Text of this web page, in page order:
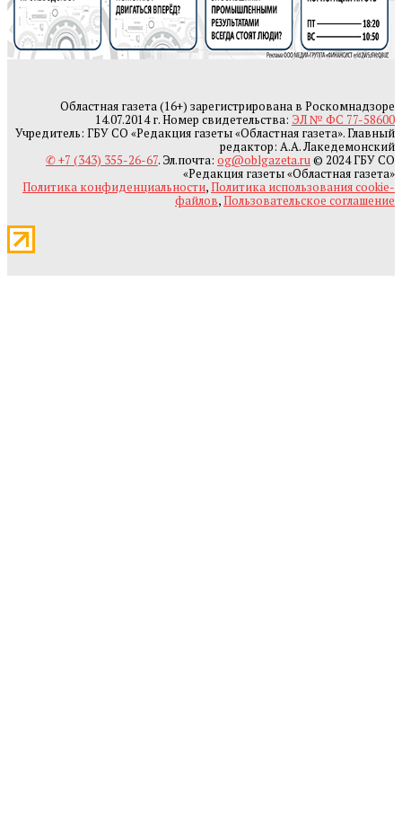
Областная газета (16+) зарегистрирована в Роскомнадзоре
14.07.2014 г. Номер свидетельства: ЭЛ № ФС 77-58600
Учредитель: ГБУ СО «Редакция газеты «Областная газета». Главный
редактор: А.А. Лакедемонский
✆ +7 (343) 355-26-67. Эл.почта: og@oblgazeta.ru© 2024 ГБУ СО
«Редакция газеты «Областная газета»
Политика конфиденциальности,Политика использования cookie-
файлов,Пользовательское соглашение